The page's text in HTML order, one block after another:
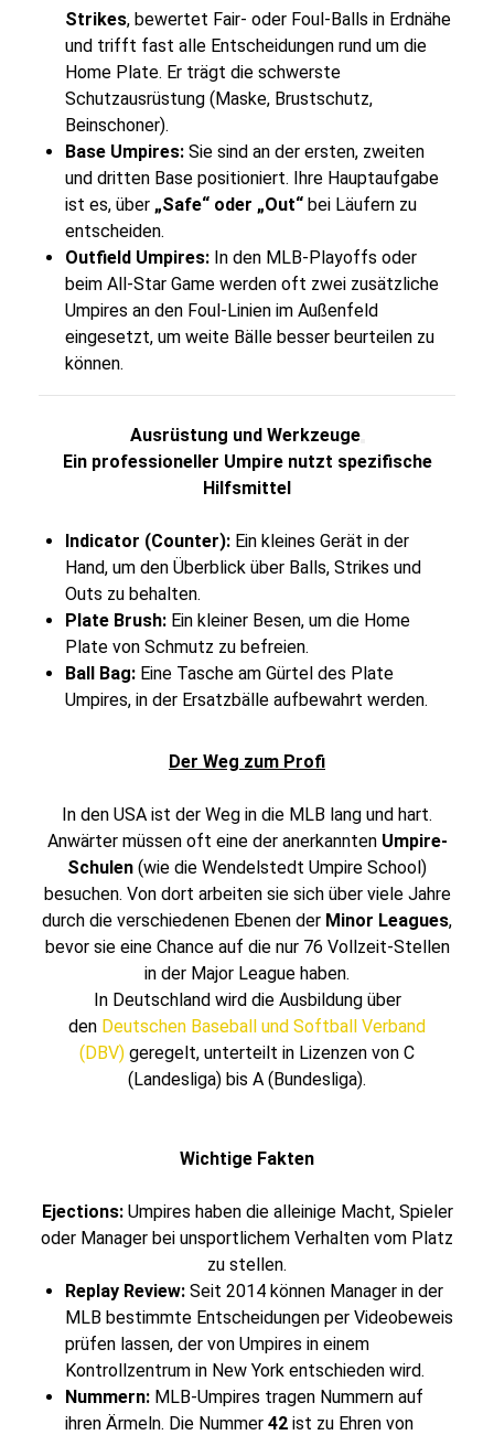
Strikes, bewertet Fair- oder Foul-Balls in Erdnähe
und trifft fast alle Entscheidungen rund um die
Home Plate. Er trägt die schwerste
Schutzausrüstung (Maske, Brustschutz,
Beinschoner).
Base Umpires: Sie sind an der ersten, zweiten
und dritten Base positioniert. Ihre Hauptaufgabe
ist es, über „Safe“ oder „Out“ bei Läufern zu
entscheiden.
Outfield Umpires: In den MLB-Playoffs oder
beim All-Star Game werden oft zwei zusätzliche
Umpires an den Foul-Linien im Außenfeld
eingesetzt, um weite Bälle besser beurteilen zu
können.
Ausrüstung und Werkzeuge
Ein professioneller Umpire nutzt spezifische
Hilfsmittel
Indicator (Counter): Ein kleines Gerät in der
Hand, um den Überblick über Balls, Strikes und
Outs zu behalten.
Plate Brush: Ein kleiner Besen, um die Home
Plate von Schmutz zu befreien.
Ball Bag: Eine Tasche am Gürtel des Plate
Umpires, in der Ersatzbälle aufbewahrt werden.
Der Weg zum Profi
In den USA ist der Weg in die MLB lang und hart.
Anwärter müssen oft eine der anerkannten Umpire-
Schulen (wie die Wendelstedt Umpire School)
besuchen. Von dort arbeiten sie sich über viele Jahre
durch die verschiedenen Ebenen der Minor Leagues,
bevor sie eine Chance auf die nur 76 Vollzeit-Stellen
in der Major League haben.
In Deutschland wird die Ausbildung über
den Deutschen Baseball und Softball Verband
(DBV) geregelt, unterteilt in Lizenzen von C
(Landesliga) bis A (Bundesliga).
Wichtige Fakten
Ejections:Umpires haben die alleinige Macht, Spieler
oder Manager bei unsportlichem Verhalten vom Platz
zu stellen.
Replay Review: Seit 2014 können Manager in der
MLB bestimmte Entscheidungen per Videobeweis
prüfen lassen, der von Umpires in einem
Kontrollzentrum in New York entschieden wird.
Nummern: MLB-Umpires tragen Nummern auf
ihren Ärmeln. Die Nummer 42 ist zu Ehren von